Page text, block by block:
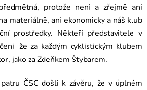
protože není a zřejmě ani
materiálně, ani ekonomicky a náš klub
prostředky. Někteří představitele v
že za každým cyklistickým klubem
jako za Zdeňkem Štybarem.
ČSC došli k závěru, že v úplném